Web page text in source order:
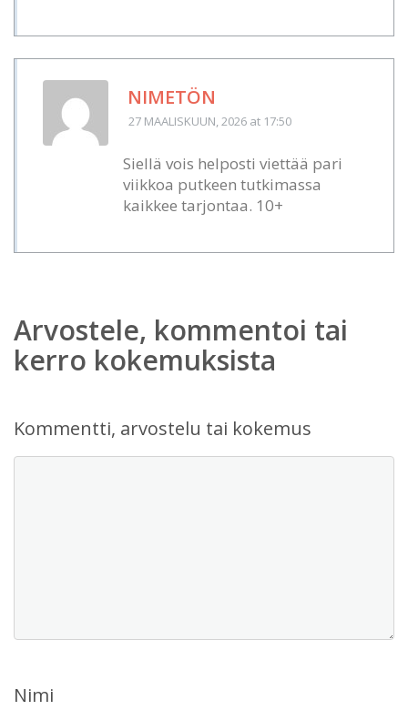
NIMETÖN
27 MAALISKUUN, 2026 at 17:50
Siellä vois helposti viettää pari
viikkoa putkeen tutkimassa
kaikkee tarjontaa. 10+
Arvostele, kommentoi tai
kerro kokemuksista
Kommentti, arvostelu tai kokemus
Nimi